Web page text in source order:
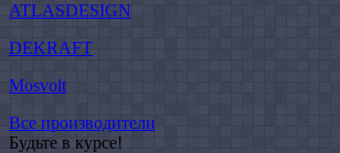
ATLASDESIGN
DEKRAFT
Mosvolt
Все производители
Будьте в курсе!